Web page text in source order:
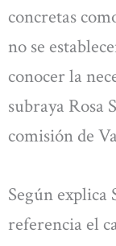
concretas
no se
conocer la
subraya Rosa
comisión de
Según explica
referencia el